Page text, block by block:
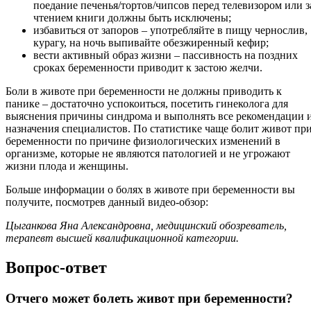
поедание печенья/тортов/чипсов перед телевизором или
чтением книги должны быть исключены;
избавиться от запоров – употребляйте в пищу чернослив,
курагу, на ночь выпивайте обезжиренный кефир;
вести активный образ жизни – пассивность на поздних
сроках беременности приводит к застою желчи.
Боли в животе при беременности не должны приводить к
панике – достаточно успокоиться, посетить гинеколога для
выяснения причины синдрома и выполнять все рекомендации
назначения специалистов. По статистике чаще болит живот
беременности по причине физиологических изменений в
организме, которые не являются патологией и не угрожают
жизни плода и женщины.
Больше информации о болях в животе при беременности вы
получите, посмотрев данный видео-обзор:
Цыганкова Яна Александровна, медицинский обозреватель,
терапевт высшей квалификационной категории.
Вопрос-ответ
Отчего может болеть живот при беременности?